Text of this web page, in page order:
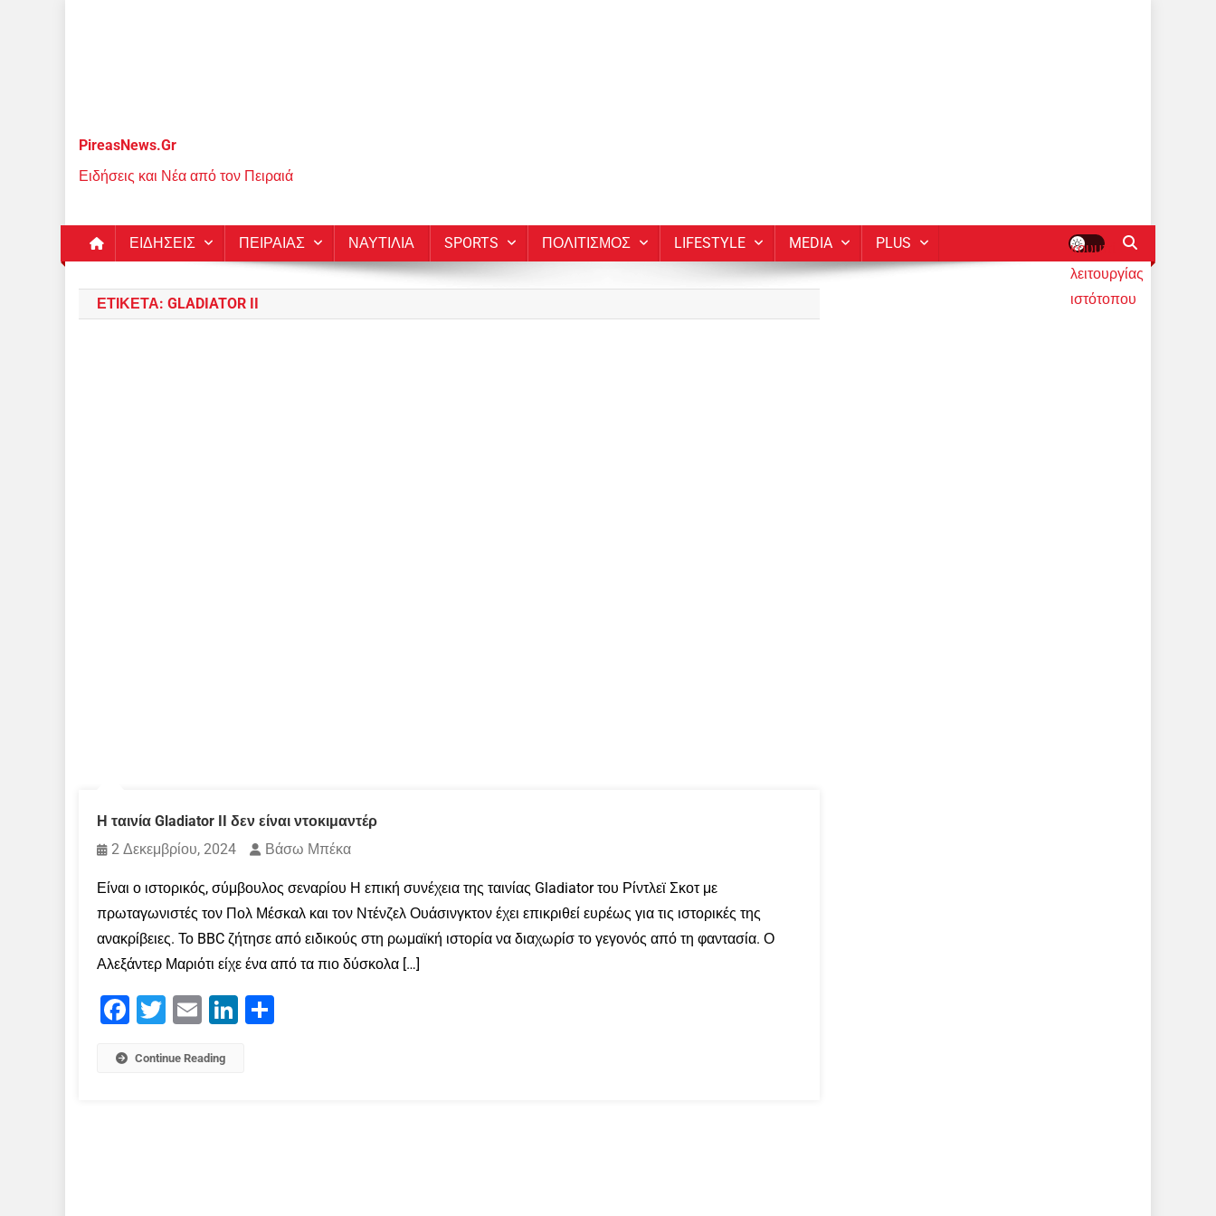
PireasNews.Gr
Ειδήσεις και Νέα από τον Πειραιά
ΕΙΔΗΣΕΙΣ ΠΕΙΡΑΙΑΣ ΝΑΥΤΙΛΙΑ SPORTS ΠΟΛΙΤΙΣΜΟΣ LIFESTYLE MEDIA PLUS
κουμπί
λειτουργίας
ιστότοπου
ΕΤΙΚΈΤΑ: GLADIATOR II
Η ταινία Gladiator II δεν είναι ντοκιμαντέρ
2 Δεκεμβρίου, 2024
Βάσω Μπέκα
Είναι ο ιστορικός, σύμβουλος σεναρίου Η επική συνέχεια της ταινίας Gladiator του Ρίντλεϊ Σκοτ με
πρωταγωνιστές τον Πολ Μέσκαλ και τον Ντένζελ Ουάσινγκτον έχει επικριθεί ευρέως για τις ιστορικές της
ανακρίβειες. Το BBC ζήτησε από ειδικούς στη ρωμαϊκή ιστορία να διαχωρίσ το γεγονός από τη φαντασία. Ο
Αλεξάντερ Μαριότι είχε ένα από τα πιο δύσκολα […]
Facebook
Twitter Email LinkedIn
Continue Reading